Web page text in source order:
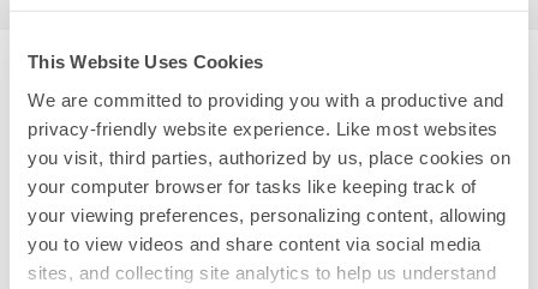
This Website Uses Cookies
We are committed to providing you with a productive and
privacy-friendly website experience. Like most websites
you visit, third parties, authorized by us, place cookies on
your computer browser for tasks like keeping track of
your viewing preferences, personalizing content, allowing
you to view videos and share content via social media
sites, and collecting site analytics to help us understand
Realice el Test de Práctica
Puede que deba completar varios tipos de
evaluación como parte del proceso de selección
o de desarrollo en el puesto de trabajo. A
continuación se exponen algunos ejemplos de
los tipos de pruebas o cuestionarios con los que
se puede encontrar.